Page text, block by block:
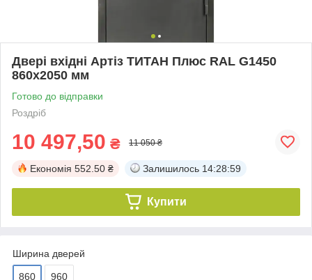
Двері вхідні Артіз ТИТАН Плюс RAL G1450
860х2050 мм
Готово до відправки
Роздріб
10 497,50 ₴ 11 050 ₴
Економія 552.50 ₴ Залишилось 14:28:58
Купити
Ширина дверей
860 960